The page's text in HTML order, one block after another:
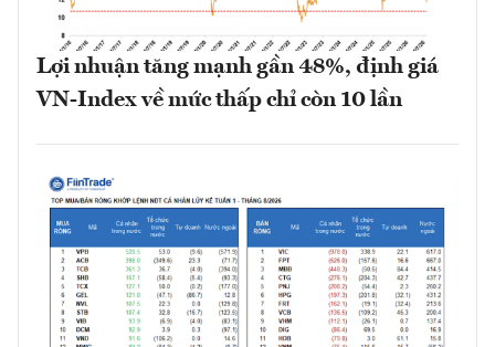
Lợi nhuận tăng mạnh gần 48%, định giá
VN-Index về mức thấp chỉ còn 10 lần